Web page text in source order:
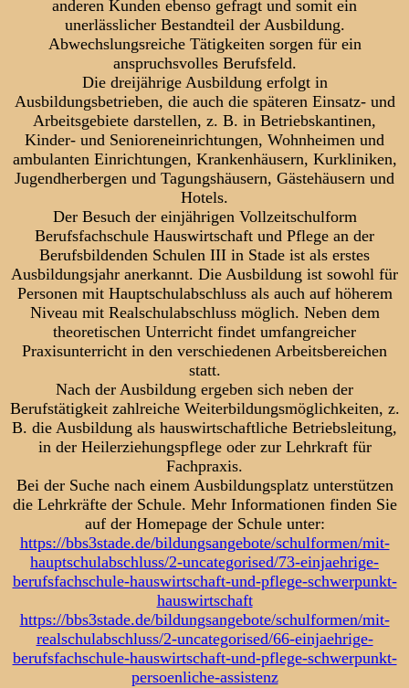
anderen Kunden ebenso gefragt und somit ein
unerlässlicher Bestandteil der Ausbildung.
Abwechslungsreiche Tätigkeiten sorgen für ein
anspruchsvolles Berufsfeld.
Die dreijährige Ausbildung erfolgt in
Ausbildungsbetrieben, die auch die späteren Einsatz- und
Arbeitsgebiete darstellen, z. B. in Betriebskantinen,
Kinder- und Senioreneinrichtungen, Wohnheimen und
ambulanten Einrichtungen, Krankenhäusern, Kurkliniken,
Jugendherbergen und Tagungshäusern, Gästehäusern und
Hotels.
Der Besuch der einjährigen Vollzeitschulform
Berufsfachschule Hauswirtschaft und Pflege an der
Berufsbildenden Schulen III in Stade ist als erstes
Ausbildungsjahr anerkannt. Die Ausbildung ist sowohl für
Personen mit Hauptschulabschluss als auch auf höherem
Niveau mit Realschulabschluss möglich. Neben dem
theoretischen Unterricht findet umfangreicher
Praxisunterricht in den verschiedenen Arbeitsbereichen
statt.
Nach der Ausbildung ergeben sich neben der
Berufstätigkeit zahlreiche Weiterbildungsmöglichkeiten, z.
B. die Ausbildung als hauswirtschaftliche Betriebsleitung,
in der Heilerziehungspflege oder zur Lehrkraft für
Fachpraxis.
Bei der Suche nach einem Ausbildungsplatz unterstützen
die Lehrkräfte der Schule. Mehr Informationen finden Sie
auf der Homepage der Schule unter:
https://bbs3stade.de/bildungsangebote/schulformen/mit-
hauptschulabschluss/2-uncategorised/73-einjaehrige-
berufsfachschule-hauswirtschaft-und-pflege-schwerpunkt-
hauswirtschaft
https://bbs3stade.de/bildungsangebote/schulformen/mit-
realschulabschluss/2-uncategorised/66-einjaehrige-
berufsfachschule-hauswirtschaft-und-pflege-schwerpunkt-
persoenliche-assistenz